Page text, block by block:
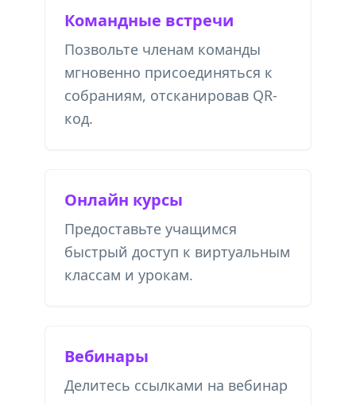
Командные встречи
Позвольте членам команды
мгновенно присоединяться к
собраниям, отсканировав QR-
код.
Онлайн курсы
Предоставьте учащимся
быстрый доступ к виртуальным
классам и урокам.
Вебинары
Делитесь ссылками на вебинар